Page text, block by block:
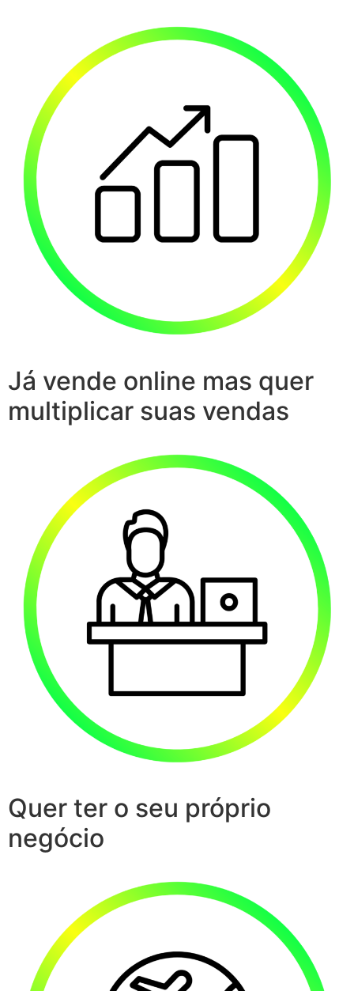
Já vende online mas quer
multiplicar suas vendas
Quer ter o seu próprio
negócio